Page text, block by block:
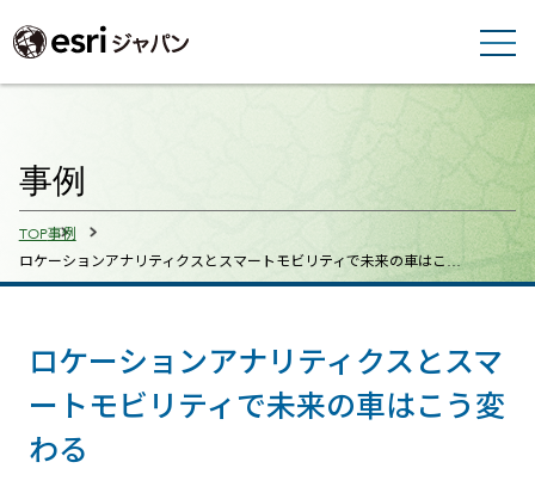
事例
Breadcrumbs
TOP事例
ロケーションアナリティクスとスマートモビリティで未来の車はこ…
ロケーションアナリティクスとスマ
ートモビリティで未来の車はこう変
わる